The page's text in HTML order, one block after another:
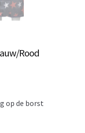
Rood
op de borst